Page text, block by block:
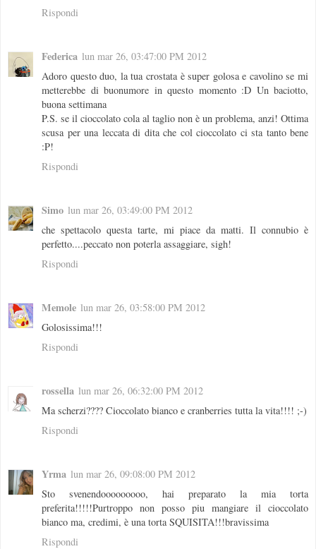
Rispondi
Federica lun mar 26, 03:47:00 PM 2012
Adoro questo duo, la tua crostata è super golosa e cavolino se mi
metterebbe di buonumore in questo momento :D Un baciotto,
buona settimana
P.S. se il cioccolato cola al taglio non è un problema, anzi! Ottima
scusa per una leccata di dita che col cioccolato ci sta tanto bene
:P!
Rispondi
Simo lun mar 26, 03:49:00 PM 2012
che spettacolo questa tarte, mi piace da matti. Il connubio è
perfetto....peccato non poterla assaggiare, sigh!
Rispondi
Memole lun mar 26, 03:58:00 PM 2012
Golosissima!!!
Rispondi
rossella lun mar 26, 06:32:00 PM 2012
Ma scherzi???? Cioccolato bianco e cranberries tutta la vita!!!! ;-)
Rispondi
Yrma lun mar 26, 09:08:00 PM 2012
Sto svenendooooooooo, hai preparato la mia torta
preferita!!!!!Purtroppo non posso piu mangiare il cioccolato
bianco ma, credimi, è una torta SQUISITA!!!bravissima
Rispondi